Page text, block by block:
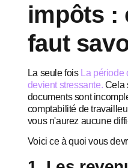
impôts :
faut
La seule fois La période
devient stressante. Cela
documents sont
comptabilité de
vous n'aurez aucune
Voici ce à quoi vous